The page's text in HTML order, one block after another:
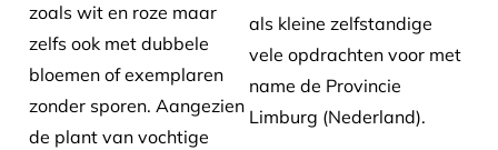
zoals wit en roze maar
zelfs ook met dubbele
bloemen of exemplaren
zonder sporen. Aangezien
de plant van vochtige
als kleine zelfstandige
vele opdrachten voor met
name de Provincie
Limburg (Nederland).